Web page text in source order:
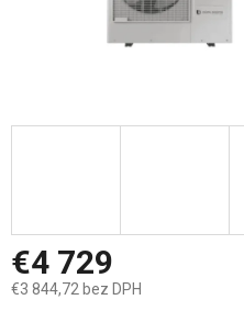
€4 729
€3 844,72 bez DPH